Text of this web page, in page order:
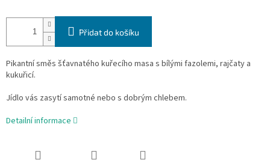
Přidat do košíku
Pikantní směs šťavnatého kuřecího masa s bílými fazolemi, rajčaty a
kukuřicí.
Jídlo vás zasytí samotné nebo s dobrým chlebem.
Detailní informace